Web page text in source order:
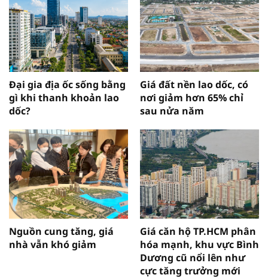
Đại gia địa ốc sống bằng
gì khi thanh khoản lao
dốc?
Giá đất nền lao dốc, có
nơi giảm hơn 65% chỉ
sau nửa năm
Nguồn cung tăng, giá
nhà vẫn khó giảm
Giá căn hộ TP.HCM phân
hóa mạnh, khu vực Bình
Dương cũ nổi lên như
cực tăng trưởng mới